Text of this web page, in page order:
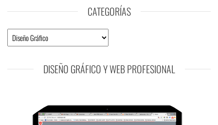
CATEGORÍAS
Categorías
DISEÑO GRÁFICO Y WEB PROFESIONAL